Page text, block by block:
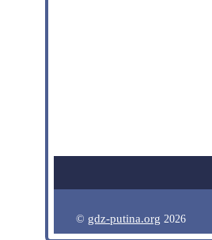
© gdz-putina.org 2026